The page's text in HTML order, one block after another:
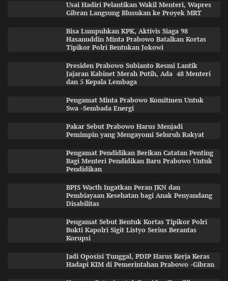
Usai Hadiri Pelantikan Wakil Menteri, Wapres
Gibran Langsung Blusukan ke Proyek MRT
Bisa Lumpuhkan KPK, Aktivis Siaga 98
Hasanuddin Minta Prabowo Batalkan Kortas
Tipikor Polri Bentukan Jokowi
Presiden Prabowo Subianto Resmi Lantik
Jajaran Kabinet Merah Putih, Ada 48 Menteri
dan 5 Kepala Lembaga
Pengamat Minta Prabowo Komitmen Untuk
Swa -Sembada Energi
Pakar Sebut Prabowo Harus Menjadi
Pemimpin yang Mengayomi Seluruh Rakyat
Pengamat Pendidikan Berikan Catatan Penting
Bagi Menteri Pendidikan Baru Prabowo Untuk
Pendidikan
BPJS Wacth Ingatkan Peran JKN dan
Pembiayaan Kesehatan bagi Anak Penyandang
Disabilitas
Pengamat Sebut Bentuk Kortas Tipikor Polri
Bukti Kapolri Sigit Listyo Serius Berantas
Korupsi
Jadi Oposisi Tunggal, PDIP Harus Kerja Keras
Hadapi KIM di Pemerintahan Prabowo -Gibran